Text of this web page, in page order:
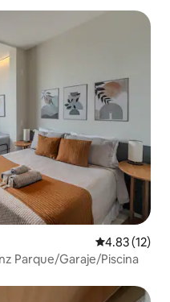
Calificación
4.83 (12)
Parque/Garaje/Piscina